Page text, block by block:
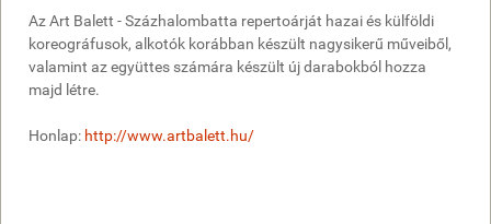
Az Art Balett - Százhalombatta repertoárját hazai és külföldi
koreográfusok, alkotók korábban készült nagysikerű műveiből,
valamint az együttes számára készült új darabokból hozza
majd létre.
Honlap: http://www.artbalett.hu/